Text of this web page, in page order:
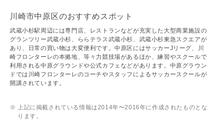
川崎市中原区のおすすめスポット
武蔵小杉駅周辺には専門店、レストランなどが充実した大型商業施設の
グランツリー武蔵小杉、ららテラス武蔵小杉、武蔵小杉東急スクエアが
あり、日常の買い物は大変便利です。中原区にはサッカーJリーグ、川
崎フロンターレの本拠地、等々力競技場があるほか、練習やスクールで
利用される中原グラウンドや公式カフェなどがあります。中原グラウン
ドでは川崎フロンターレのコーチやスタッフによるサッカースクールが
開講されています。
上記に掲載されている情報は2014年〜2016年に作成されたものとな
ります。